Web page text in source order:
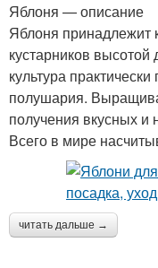
Яблоня — описание
Яблоня принадлежит
кустарников
культура
полушария.
получения вкусных и
Всего в мире
читать дальше →